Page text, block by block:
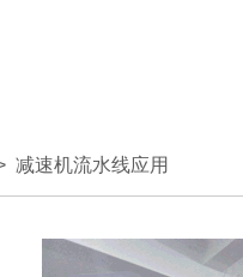
减速机流水线应用